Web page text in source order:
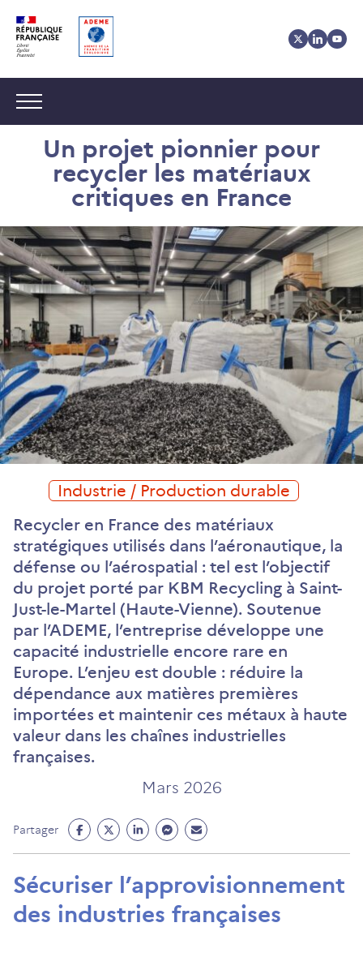
au
contenu
au
menu
des
cookies
Navigation :
Un projet pionnier pour
recycler les matériaux
critiques en France
Industrie / Production durable
Recycler en France des matériaux
stratégiques utilisés dans l’aéronautique, la
défense ou l’aérospatial : tel est l’objectif
du projet porté par KBM Recycling à Saint-
Just-le-Martel (Haute-Vienne). Soutenue
par l’ADEME, l’entreprise développe une
capacité industrielle encore rare en
Europe. L’enjeu est double : réduire la
dépendance aux matières premières
importées et maintenir ces métaux à haute
valeur dans les chaînes industrielles
françaises.
Mars 2026
Partager
Partage
Facebook
un
nouvel
Partage
Twitter
un
nouvel
Partage
Linkedin
un
nouvel
Partage
Messenger
un
nouvel
Partage
Mail
un
nouvel
onglet)
Sécuriser l’approvisionnement
des industries françaises